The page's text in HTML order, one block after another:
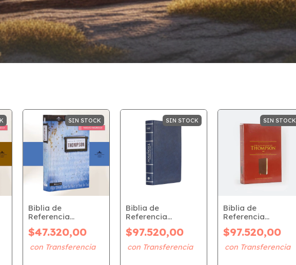
SIN STOCK
Biblia de
Referencia
Dura (RVR 1960)
$47.320,00
SIN STOCK
Biblia de
Referencia
Thompson - Tapa
Piel Azul (RVR 1977)
$97.520,00
SIN STOCK
Biblia de
Referencia
Thompson - Tapa
Piel Café (RVR 1977)
$97.520,00